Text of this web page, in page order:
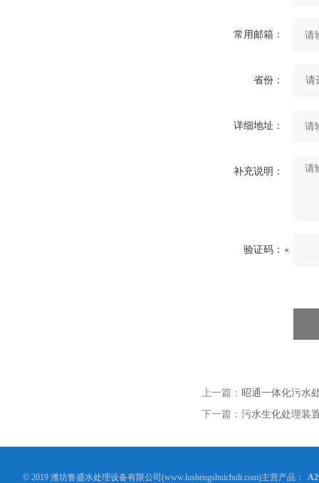
常用邮箱：
省份：
详细地址：
补充说明：
验证码：
上一篇： 昭通一体化污水
下一篇： 污水生化处理装
© 2019 潍坊鲁盛水处理设备有限公司(www.lushengshuichuli.com)主营产品：